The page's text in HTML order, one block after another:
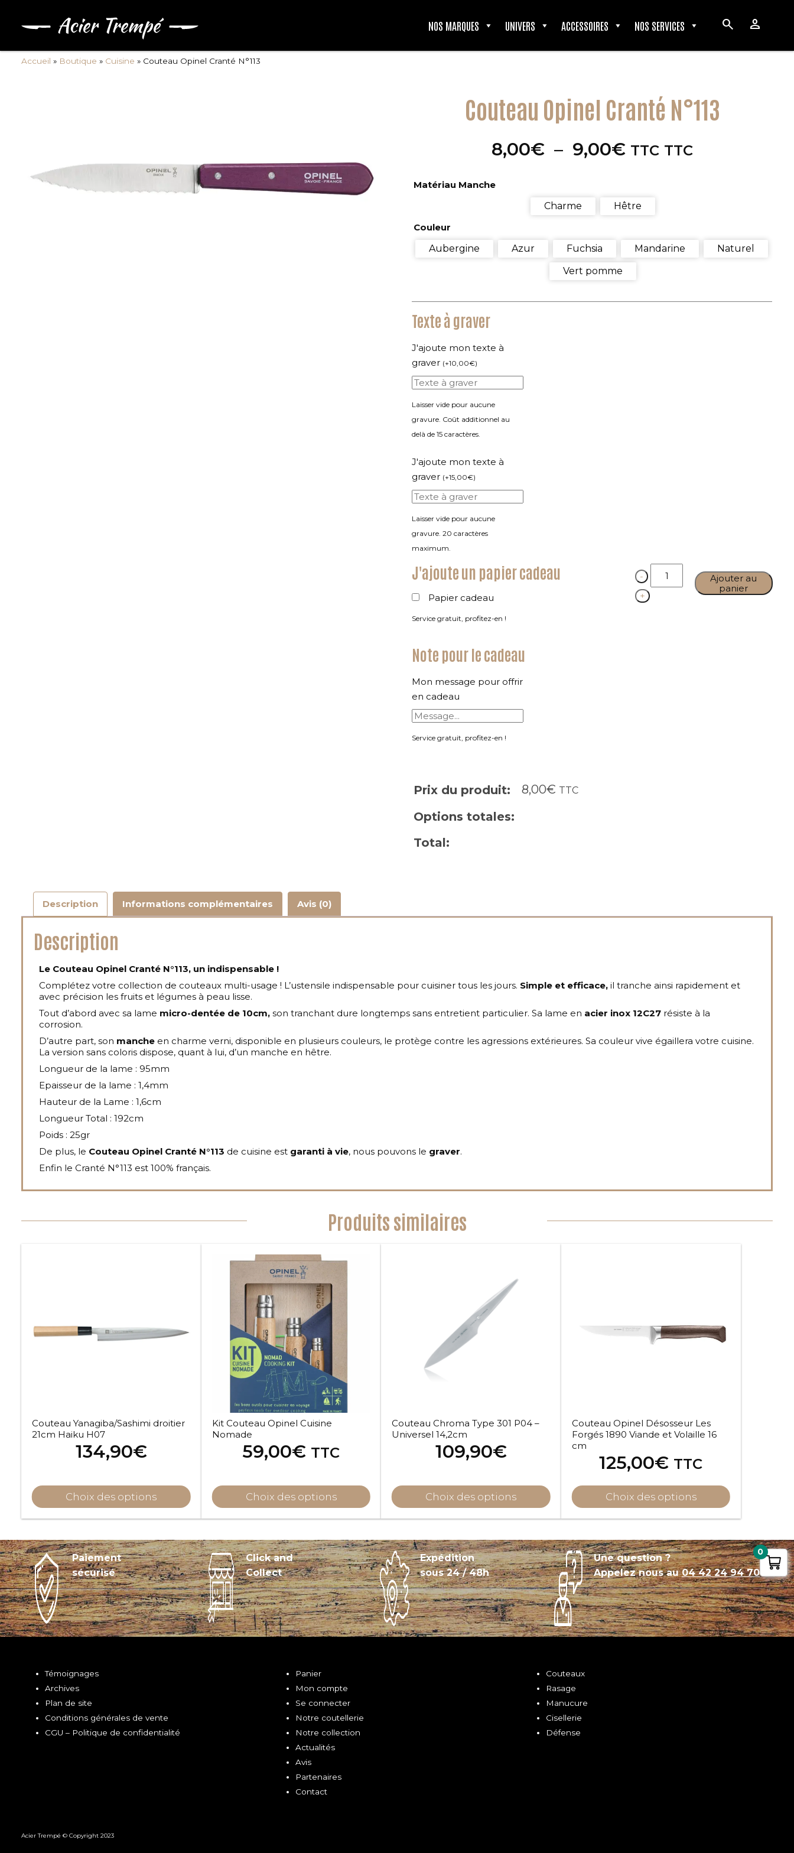
NOS MARQUES UNIVERS ACCESSOIRES NOS SERVICES search person
Accueil » Boutique » Cuisine » Couteau Opinel Cranté N°113
Couteau Opinel Cranté N°113
8,00€ – 9,00€Plage
à
TTC TTC
Matériau Manche
Charme
Hêtre
Couleur
Aubergine
Azur Fuchsia Mandarine
Naturel
Vert pomme
Texte à graver
J'ajoute mon texte à
graver (+10,00€)
Laisser vide pour aucune
gravure. Coût additionnel au
delà de 15 caractères.
J'ajoute mon texte à
graver (+15,00€)
Laisser vide pour aucune
gravure. 20 caractères
maximum.
J'ajoute un papier cadeau
Papier cadeau
Service gratuit, profitez-en !
Note pour le cadeau
Mon message pour offrir
en cadeau
Service gratuit, profitez-en !
Prix du produit: 8,00€ TTC
Options totales:
Total:
Quantity
Ajouter au
panier
Description Informations complémentaires Avis (0)
Description
Le Couteau Opinel Cranté N°113, un indispensable !
Complétez votre collection de couteaux multi-usage ! L’ustensile indispensable pour cuisiner tous les jours. Simple et efficace, il tranche ainsi rapidement et
avec précision les fruits et légumes à peau lisse.
Tout d’abord avec sa lame micro-dentée de 10cm, son tranchant dure longtemps sans entretient particulier. Sa lame en acier inox 12C27 résiste à la
corrosion.
D’autre part, son manche en charme verni, disponible en plusieurs couleurs, le protège contre les agressions extérieures. Sa couleur vive égaillera votre cuisine.
La version sans coloris dispose, quant à lui, d’un manche en hêtre.
Longueur de la lame : 95mm
Epaisseur de la lame : 1,4mm
Hauteur de la Lame : 1,6cm
Longueur Total : 192cm
Poids : 25gr
De plus, le Couteau Opinel Cranté N°113 de cuisine est garanti à vie, nous pouvons le graver.
Enfin le Cranté N°113 est 100% français.
Produits similaires
Couteau Yanagiba/Sashimi droitier
21cm Haiku H07
134,90€
Choix des options
Kit Couteau Opinel Cuisine
Nomade
59,00€ TTC
Choix des options
Couteau Chroma Type 301 P04 –
Universel 14,2cm
109,90€
Choix des options
Couteau Opinel Désosseur Les
Forgés 1890 Viande et Volaille 16
cm
125,00€ TTC
Choix des options
Paiement
sécurisé
Click and
Collect
Expédition
sous 24 / 48h
Une question ?
Appelez nous au04 42 24 94 70
Témoignages
Archives
Plan de site
Conditions générales de vente
CGU – Politique de confidentialité
Panier
Mon compte
Se connecter
Notre coutellerie
Notre collection
Actualités
Avis
Partenaires
Contact
Couteaux
Rasage
Manucure
Cisellerie
Défense
Acier Trempé © Copyright 2023
0